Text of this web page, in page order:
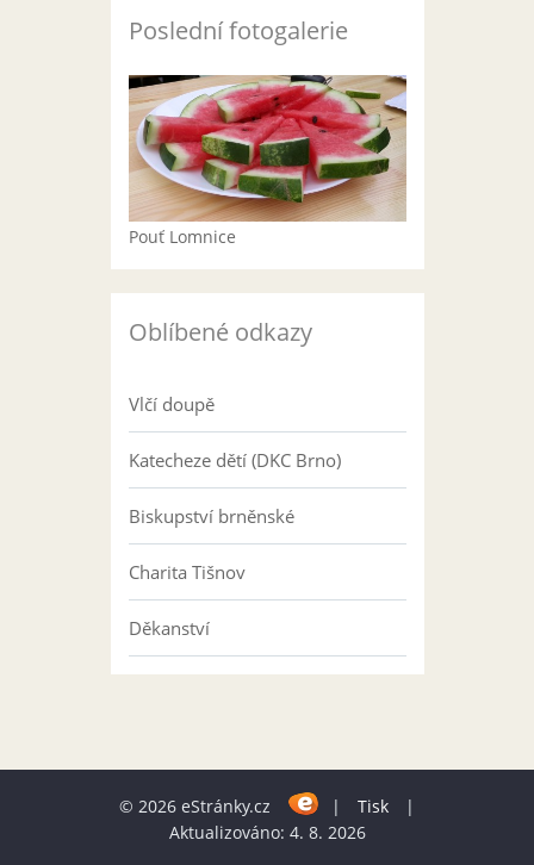
Poslední fotogalerie
Pouť Lomnice
Oblíbené odkazy
Vlčí doupě
Katecheze dětí (DKC Brno)
Biskupství brněnské
Charita Tišnov
Děkanství
© 2026 eStránky.cz | Tisk
|
Aktualizováno: 4. 8. 2026